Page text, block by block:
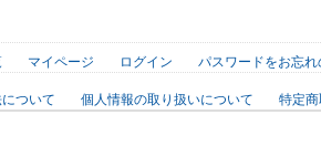
マイページ ログイン パスワードをお忘れ
ついて 個人情報の取り扱いについて 特定